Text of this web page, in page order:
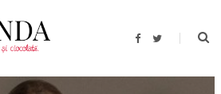
F
b
T
t